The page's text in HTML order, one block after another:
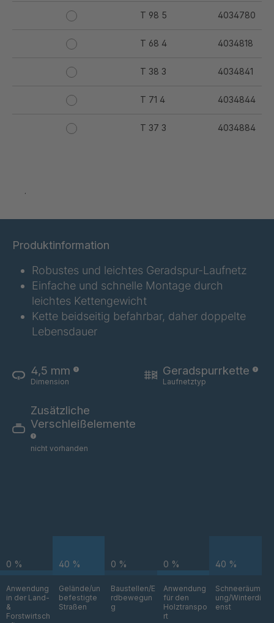
T 98 5 4034780
T 68 4 4034818
T 38 3 4034841
T 71 4 4034844
T 37 3 4034884
T 62 3 4034889
T 77 5
T 79 5 4034891
T 88 4
T 53 3
T 51 3 4034964
.
Produktinformation
Robustes und leichtes Geradspur-Laufnetz
Einfache und schnelle Montage durch
leichtes Kettengewicht
Kette beidseitig befahrbar, daher doppelte
Lebensdauer
4,5 mm
Dimension
Geradspurrkette
Laufnetztyp
Zusätzliche
Verschleißelemente
nicht vorhanden
0 %
Anwendung
in der Land-
&
Forstwirtsch
40 %
Gelände/un
befestigte
Straßen
0 %
Baustellen/E
rdbewegun
g
0 %
Anwendung
für den
Holztranspo
rt
40 %
Schneeräum
ung/Winterdi
enst